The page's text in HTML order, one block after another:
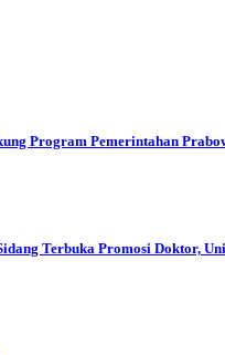
Program Pemerintahan
Terbuka Promosi Doktor,